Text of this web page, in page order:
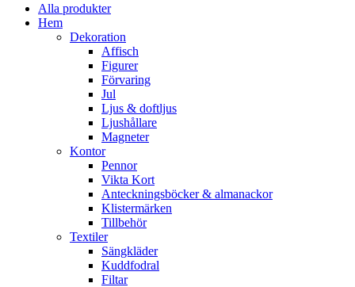
Alla produkter
Hem
Dekoration
Affisch
Figurer
Förvaring
Jul
Ljus & doftljus
Ljushållare
Magneter
Kontor
Pennor
Vikta Kort
Anteckningsböcker & almanackor
Klistermärken
Tillbehör
Textiler
Sängkläder
Kuddfodral
Filtar